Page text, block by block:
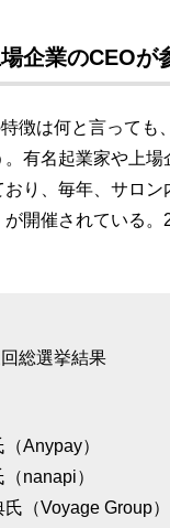
企業のCEOが
徴は何と言っても
有名起業家や上場
り、毎年、サロン
開催されている。
総選挙結果
Anypay）
nanapi）
（Voyage Group）